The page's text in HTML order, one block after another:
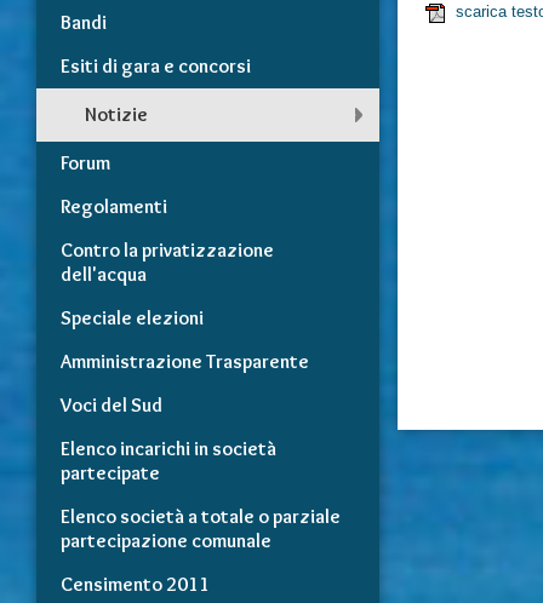
Bandi
Esiti di gara e concorsi
Notizie
Forum
Regolamenti
Contro la privatizzazione
dell'acqua
Speciale elezioni
Amministrazione Trasparente
Voci del Sud
Elenco incarichi in società
partecipate
Elenco società a totale o parziale
partecipazione comunale
Censimento 2011
scarica